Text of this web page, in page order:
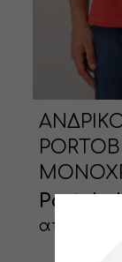
από 27.93€